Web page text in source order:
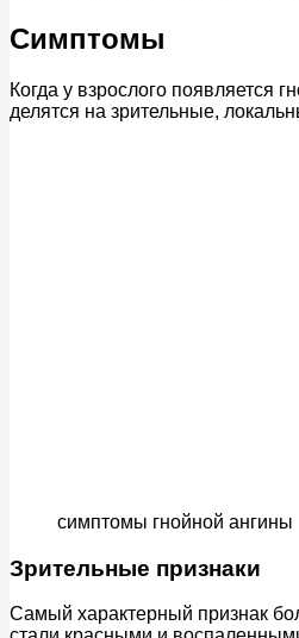
Симптомы
Когда у взрослого появляется
делятся на зрительные,
симптомы гнойной ангины
Зрительные признаки
Самый характерный признак